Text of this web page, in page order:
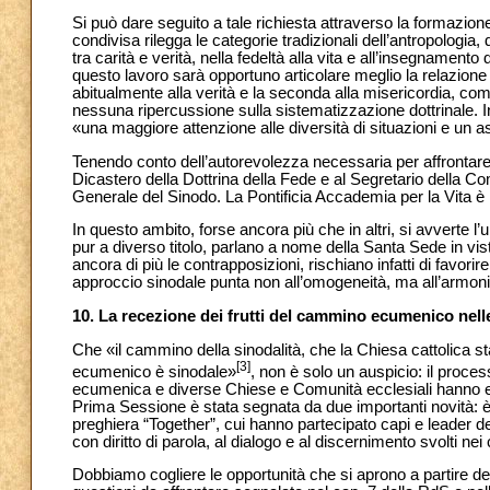
Si può dare seguito a tale richiesta attraverso la
condivisa rilegga le categorie tradizionali
tra carità e verità, nella fedeltà alla vita e
questo lavoro sarà opportuno articolare meglio la
abitualmente alla verità e la seconda alla misericordia,
nessuna ripercussione sulla sistematizzazione
«una maggiore attenzione alle diversità di situazioni e un
Tenendo conto dell’autorevolezza necessaria per
Dicastero della Dottrina della Fede e al Segretario della
Generale del Sinodo. La Pontificia Accademia per la Vita
In questo ambito, forse ancora più che in altri, si avverte
pur a diverso titolo, parlano a nome della Santa Sede in
ancora di più le contrapposizioni, rischiano infatti di
approccio sinodale punta non all’omogeneità, ma
10. La recezione dei frutti del cammino ecumenico
Che «il cammino della sinodalità, che la Chiesa cattolica
ecumenico è sinodale»[3], non è solo un auspicio: il
ecumenica e diverse Chiese e Comunità ecclesiali
Prima Sessione è stata segnata da due importanti
preghiera “Together”, cui hanno partecipato capi e
con diritto di parola, al dialogo e al discernimento svolti nei
Dobbiamo cogliere le opportunità che si aprono a partire